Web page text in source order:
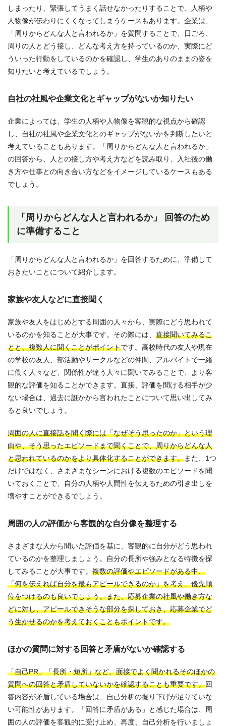
しまったり、緊張してうまく話せなかったりすることで、人柄や
人物像が伝わりにくくなってしまうケースもあります。企業は、
「周りからどんな人と言われるか」を質問することで、日ごろ、
周りの人とどう接し、どんな考え方を持っているのか、実際にど
ういった行動をしているのかを確認し、学生のありのままの姿を
知りたいと考えているでしょう。
自社の社風や企業文化とギャップがないか知りたい
企業によっては、学生の人柄や人物像を客観的な視点から確認
し、自社の社風や企業文化とのギャップがないかを判断したいと
考えていることもあります。「周りからどんな人と言われるか」
の回答から、人との接し方や考え方などを読み取り、入社後の働
き方や仕事との向き合い方などをイメージしているケースもある
でしょう。
「周りからどんな人と言われるか」 回答のため
に準備すること
「周りからどんな人と言われるか」を回答するために、準備して
おきたいことについて紹介します。
家族や友人などに直接聞く
家族や友人をはじめとする周囲の人々から、実際にどう思われて
いるのかを知ることが大事です。その際には、 直接聞いてみるこ
とと、複数人に聞くことがポイントです。高校時代の友人や現在
の学校の友人、部活動やサークルなどの仲間、アルバイトで一緒
に働く人々など、関係性が違う人々に聞いてみることで、より客
観的な評価を知ることができます。直接、評価を聞ける相手が少
ない場合は、過去に誰かから言われたことについて思い出してみ
ると良いでしょう。
周囲の人に直接話を聞く際には「なぜそう思ったのか」という理
由や、そう思ったエピソードまで聞くことで、周りからどんな人
と思われているのかをより具体化することができます。また、1つ
だけではなく、さまざまなシーンにおける複数のエピソードを聞
いておくことで、自分の人柄や人間性を伝えるための引き出しを
増やすことができるでしょう。
周囲の人の評価から客観的な自分像を整理する
さまざまな人から聞いた評価を基に、客観的に自分がどう思われ
ているのかを整理しましょう。自分の長所や強みとなる特徴を探
してみることが大事です。 複数の評価やエピソードがある中、
「何を伝えれば自分を最もアピールできるのか」を考え、優先順
位をつけるのも良いでしょう。また、応募企業の社風や働き方な
どに対し、アピールできそうな部分を探しておき、応募企業でど
う生かせるのかを考えておくこともポイントです。
ほかの質問に対する回答と矛盾がないか確認する
「自己PR」「長所・短所」など、面接でよく聞かれるそのほかの
質問への回答と矛盾していないかを確認することも重要です。回
答内容が矛盾している場合は、自己分析の掘り下げが足りていな
い可能性があります。「回答に矛盾がある」と感じた場合は、周
囲の人の評価を客観的に受け止め、再度、自己分析を行いましょ